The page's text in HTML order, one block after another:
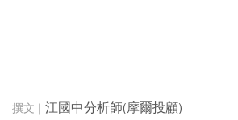
江國中分析師(摩爾投顧)